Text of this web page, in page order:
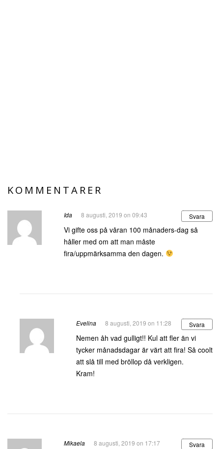
KOMMENTARER
Ida 8 augusti, 2019 on 09:43 Svara
Vi gifte oss på våran 100 månaders-dag så
håller med om att man måste
fira/uppmärksamma den dagen.
Evelina 8 augusti, 2019 on 11:28 Svara
Nemen åh vad gulligt!! Kul att fler än vi
tycker månadsdagar är värt att fira! Så coolt
att slå till med bröllop då verkligen.
Kram!
Mikaela 8 augusti, 2019 on 17:17 Svara